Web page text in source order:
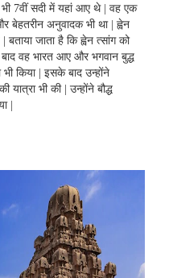
7वीं सदी में यहां आए थे | वह एक
बेहतरीन अनुवादक भी था | ह्वेन
जाता है कि ह्वेन त्सांग को
वह भारत आए और भगवान बुद्ध
किया | इसके बाद उन्‍होंने
यात्रा भी की | उन्‍होंने बौद्ध
|